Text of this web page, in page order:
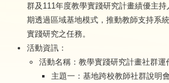
群及111年度教學實踐研究計畫績優主持
期透過區域基地模式，推動教師支持系
實踐研究之任務。
活動資訊：
活動名稱：教學實踐研究計畫社群運
主題一：基地跨校教師社群說明